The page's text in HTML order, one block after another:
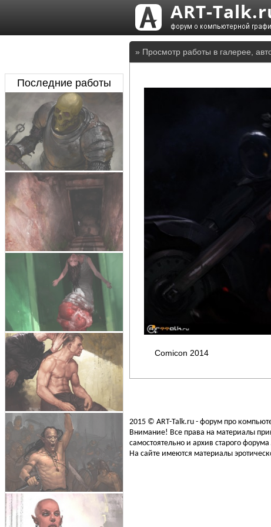
» Просмотр работы в галерее,
Comicon 2014
Последние работы
2015 © ART-Talk.ru - форум про
Внимание! Все права на материалы
самостоятельно и архив старого
На сайте имеются материалы